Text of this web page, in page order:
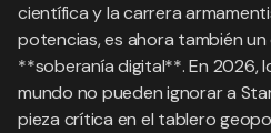
científica y la carrera
potencias, es ahora también
**soberanía digital**. En 2026,
mundo no pueden ignorar a
pieza crítica en el tablero